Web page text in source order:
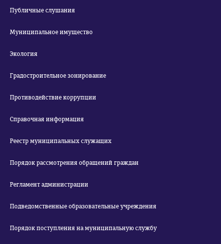
Публичные слушания
Муниципальное имущество
Экология
Градостроительное зонирование
Противодействие коррупции
Справочная информация
Реестр муниципальных служащих
Порядок рассмотрения обращений граждан
Регламент администрации
Подведомственные образовательные учреждения
Порядок поступления на муниципальную службу